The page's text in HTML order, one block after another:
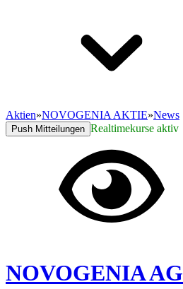
Aktien»NOVOGENIA AKTIE»News
Push Mitteilungen Realtimekurse aktiv
NOVOGENIA AG